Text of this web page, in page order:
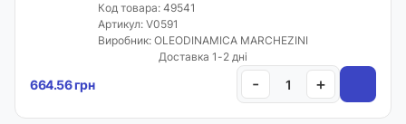
Доставка і оплата
Код товара: 49541
Артикул: V0591
Виробник: OLEODINAMICA MARCHEZINI
Доставка 1-2 дні
664.56 грн - +